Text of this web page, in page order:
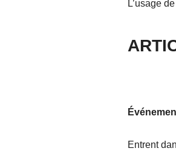
L’usage
Entrent